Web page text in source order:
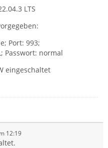
LTS
Port: 993;
Passwort: normal
eingeschaltet
12:19